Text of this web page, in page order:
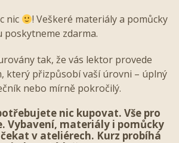
nic
! Veškeré materiály a pomůcky
poskytneme zdarma.
tak, že vás lektor provede
který přizpůsobí vaší úrovni – úplný
nebo mírně pokročilý.
nic kupovat. Vše pro
Vybavení, materiály i pomůcky
v ateliérech. Kurz probíhá